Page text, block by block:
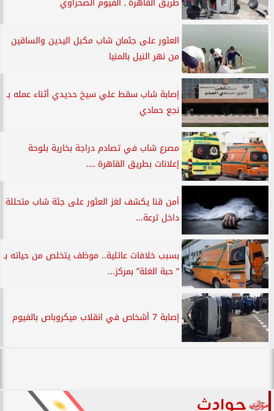
العثور على جثمان شاب مكبل اليدين والساقين
من نهر النيل بالمنيا
إصابة شاب سقط علي سيخ حديدي أثناء عمله بـ
نجع حمادي
مصرع شاب في تصادم دراجة بخارية بلوحة
إعلانات بطريق القاهرة ـ...
أمن قنا يكشف لغز العثور على جثة شاب متحللة
داخل ترعة...
بسبب خلافات عائلية.. موظف يتخلص من حياته بـ
” حبة الغلة” بمركز...
إصابة 7 أشخاص في انقلاب ميكروباص بالفيوم
حوادث